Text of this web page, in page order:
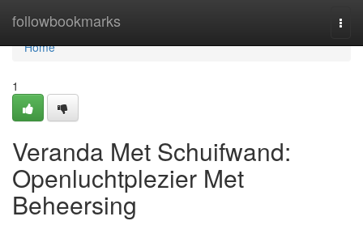
followbookmarks
Home
Home
1
Veranda Met Schuifwand:
Openluchtplezier Met
Beheersing